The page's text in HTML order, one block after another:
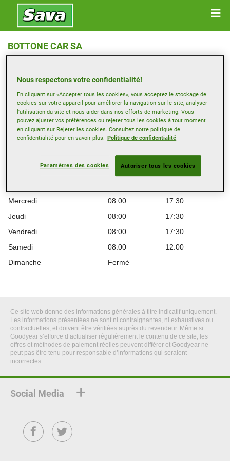
BOTTONE CAR SA
Voir numéro de téléphone
info@garage-bottone.ch
08:00
17:30
Mercredi
08:00
17:30
Jeudi
08:00
17:30
Vendredi
08:00
17:30
Samedi
08:00
12:00
Dimanche
Fermé
Ce site web donne des informations générales à titre indicatif uniquement.
Les informations présentées ne sont ni contraignantes, ni exhaustives ou
contractuelles, et doivent être vérifiées auprès du revendeur. Même si
Goodyear s’efforce d’actualiser régulièrement le contenu de ce site, les
offres et méthodes de paiement réelles peuvent différer et Goodyear ne
peut pas être tenu pour responsable d’informations qui seraient
incorrectes.
Social Media
FacebookTwitter
Nous respectons votre confidentialité!
En cliquant sur «Accepter tous les cookies», vous acceptez le stockage de
cookies sur votre appareil pour améliorer la navigation sur le site, analyser
l'utilisation du site et nous aider dans nos efforts de marketing. Vous
pouvez ajuster vos préférences ou rejeter tous les cookies à tout moment
en cliquant sur Rejeter les cookies. Consultez notre politique de
confidentialité pour en savoir plus. Politique de confidentialité
Paramètres des cookies Autoriser tous les cookies